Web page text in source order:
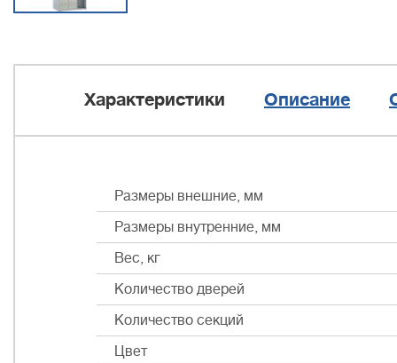
Характеристики Описание
Размеры внешние, мм
Размеры внутренние, мм
Вес, кг
Количество дверей
Количество секций
Цвет